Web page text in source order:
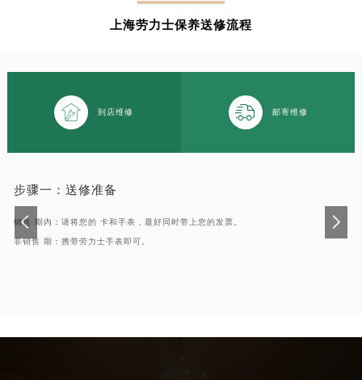
上海劳力士保养送修流程
 到店维修  邮寄维修
步骤一： 送修准备
销售 期内：请将您的 卡和手表，最好同时带上您的发票。
非销售 期：携带劳力士手表即可。